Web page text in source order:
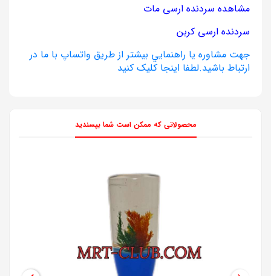
مشاهده سردنده ارسی مات
سردنده ارسی کربن
جهت مشاوره يا راهنمايي بيشتر از طريق واتساپ با ما در
ارتباط باشيد.لطفا اينجا کليک کنيد
محصولاتی که ممکن است شما بپسندید